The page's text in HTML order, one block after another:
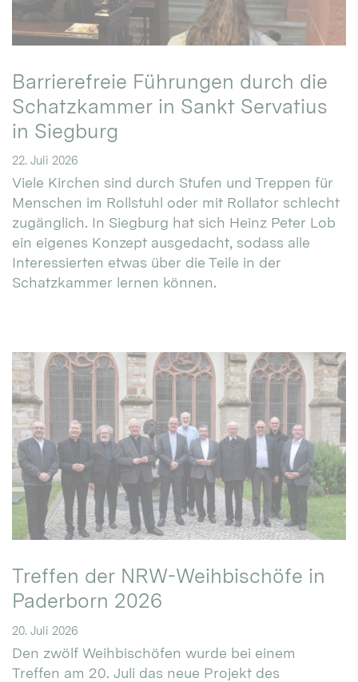
Barrierefreie Führungen durch die
Schatzkammer in Sankt Servatius
in Siegburg
22. Juli 2026
Viele Kirchen sind durch Stufen und Treppen für
Menschen im Rollstuhl oder mit Rollator schlecht
zugänglich. In Siegburg hat sich Heinz Peter Lob
ein eigenes Konzept ausgedacht, sodass alle
Interessierten etwas über die Teile in der
Schatzkammer lernen können.
Treffen der NRW-Weihbischöfe in
Paderborn 2026
20. Juli 2026
Den zwölf Weihbischöfen wurde bei einem
Treffen am 20. Juli das neue Projekt des